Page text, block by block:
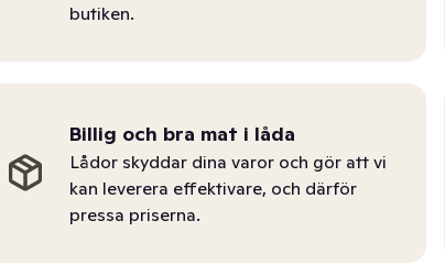
butiken.
Billig och bra mat i låda
Lådor skyddar dina varor och gör att vi
kan leverera effektivare, och därför
pressa priserna.